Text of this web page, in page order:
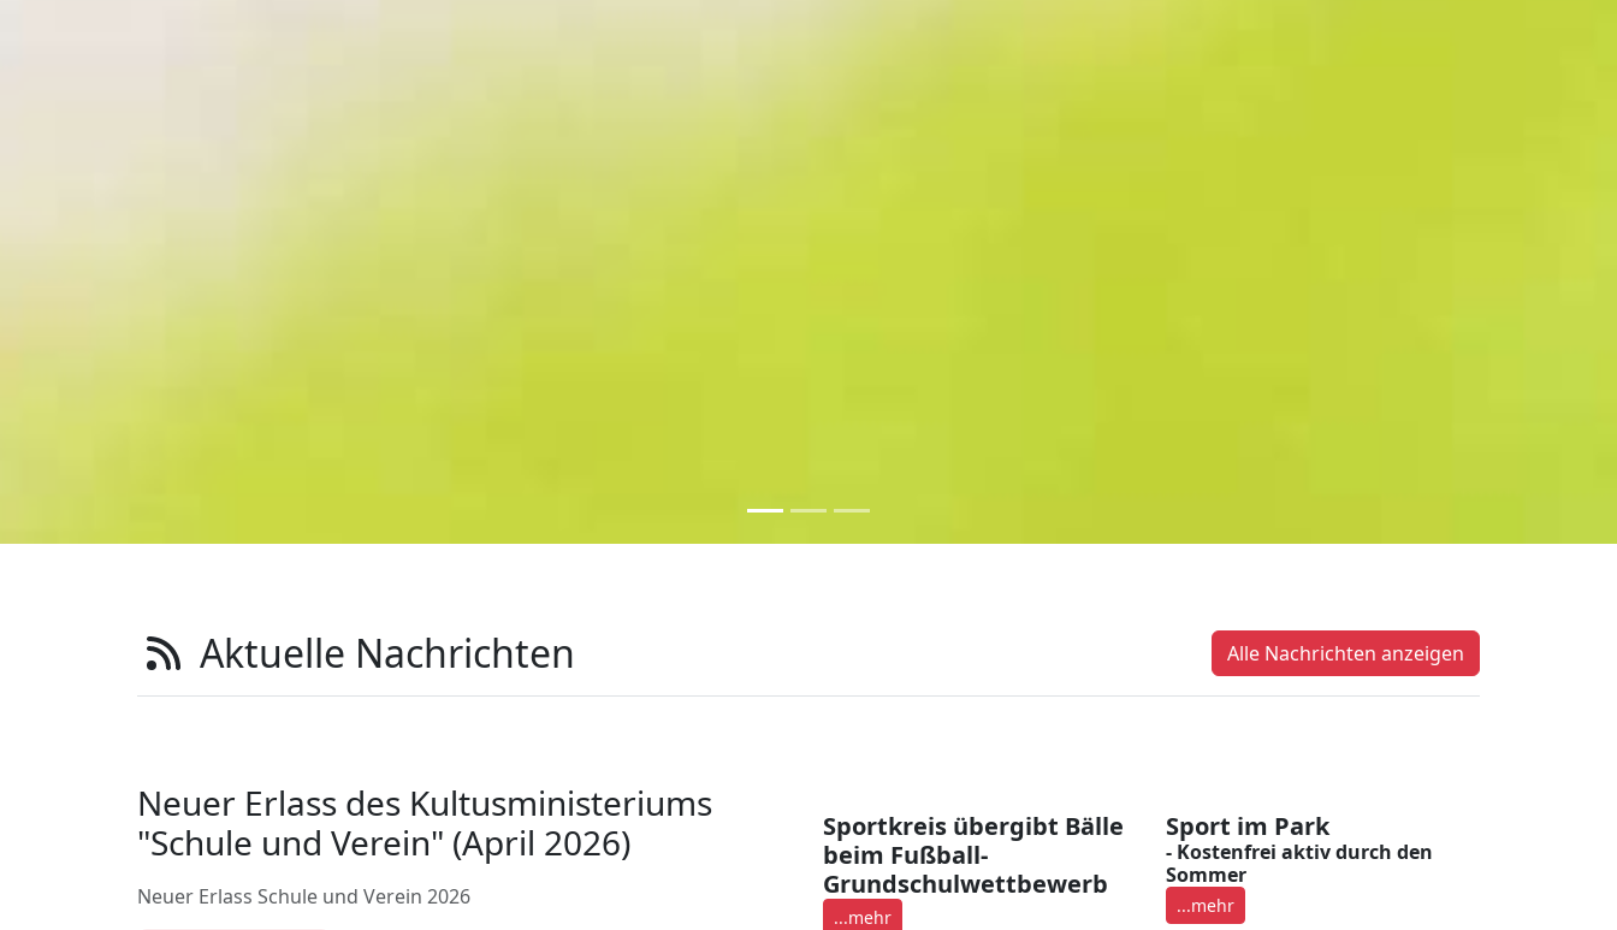
Alle Nachrichten anzeigen
Aktuelle Nachrichten
Neuer Erlass des Kultusministeriums
"Schule und Verein" (April 2026)
Neuer Erlass Schule und Verein 2026
Sportkreis übergibt Bälle
beim Fußball-
Grundschulwettbewerb
...mehr
Sport im Park
- Kostenfrei aktiv durch den
Sommer
...mehr